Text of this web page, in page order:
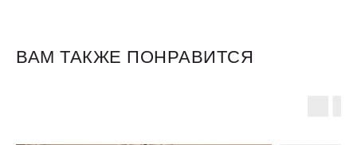
ВАМ ТАКЖЕ ПОНРАВИТСЯ